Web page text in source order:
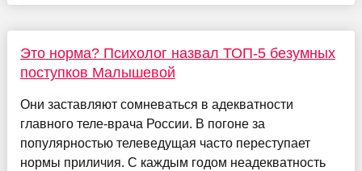
Это норма? Психолог назвал ТОП-5 безумных
поступков Малышевой
Они заставляют сомневаться в адекватности
главного теле-врача России. В погоне за
популярностью телеведущая часто переступает
нормы приличия. С каждым годом неадекватность